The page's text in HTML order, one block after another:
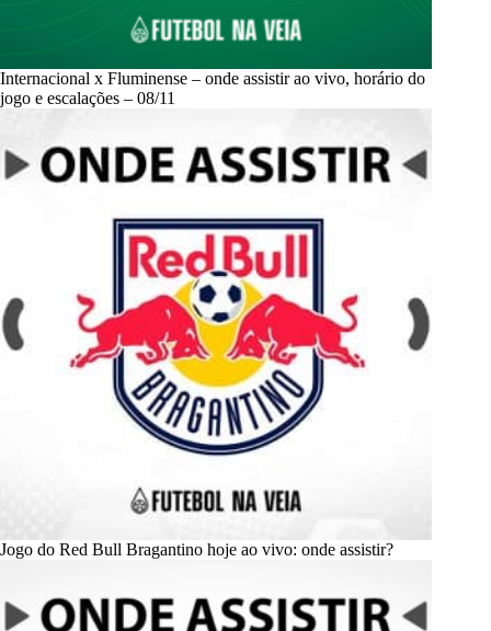
Internacional x Fluminense – onde assistir ao vivo, horário do
jogo e escalações – 08/11
Jogo do Red Bull Bragantino hoje ao vivo: onde assistir?